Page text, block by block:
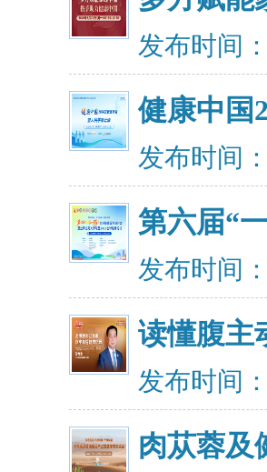
发布时间
健康中国
发布时间
第六届“
发布时间
读懂腹主
发布时间
肉苁蓉及